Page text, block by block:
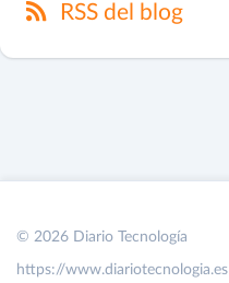
RSS del blog
© 2026 Diario Tecnología
https://www.diariotecnologia.es